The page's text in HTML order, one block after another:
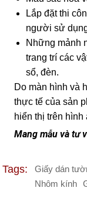
Lắp đặt thi
người sử
Những mảnh
trang trí các
sổ, đèn.
Do màn hình và
thực tế của sản
hiển thị trên
Mang mẫu và tư
Tags: Giấy dán
Nhôm kính